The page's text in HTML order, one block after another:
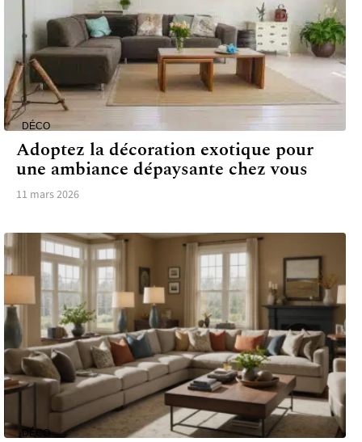
DÉCO
Adoptez la décoration exotique pour
une ambiance dépaysante chez vous
11 mars 2026
DÉCO